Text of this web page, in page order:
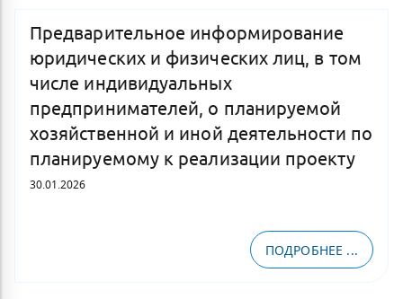
Предварительное информирование
юридических и физических лиц, в том
числе индивидуальных
предпринимателей, о планируемой
хозяйственной и иной деятельности по
планируемому к реализации проекту
30.01.2026
ПОДРОБНЕЕ ...